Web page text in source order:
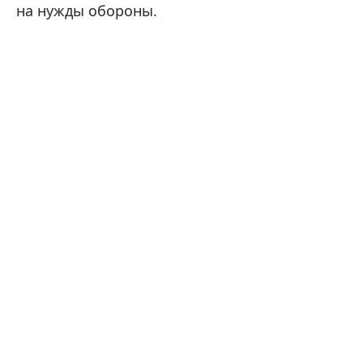
на нужды обороны.